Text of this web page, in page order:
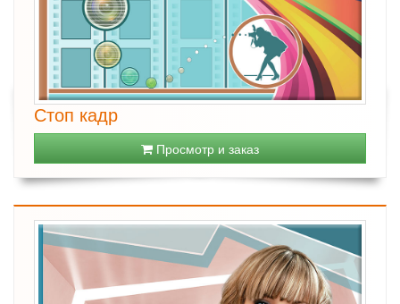
Стоп кадр
Просмотр и заказ